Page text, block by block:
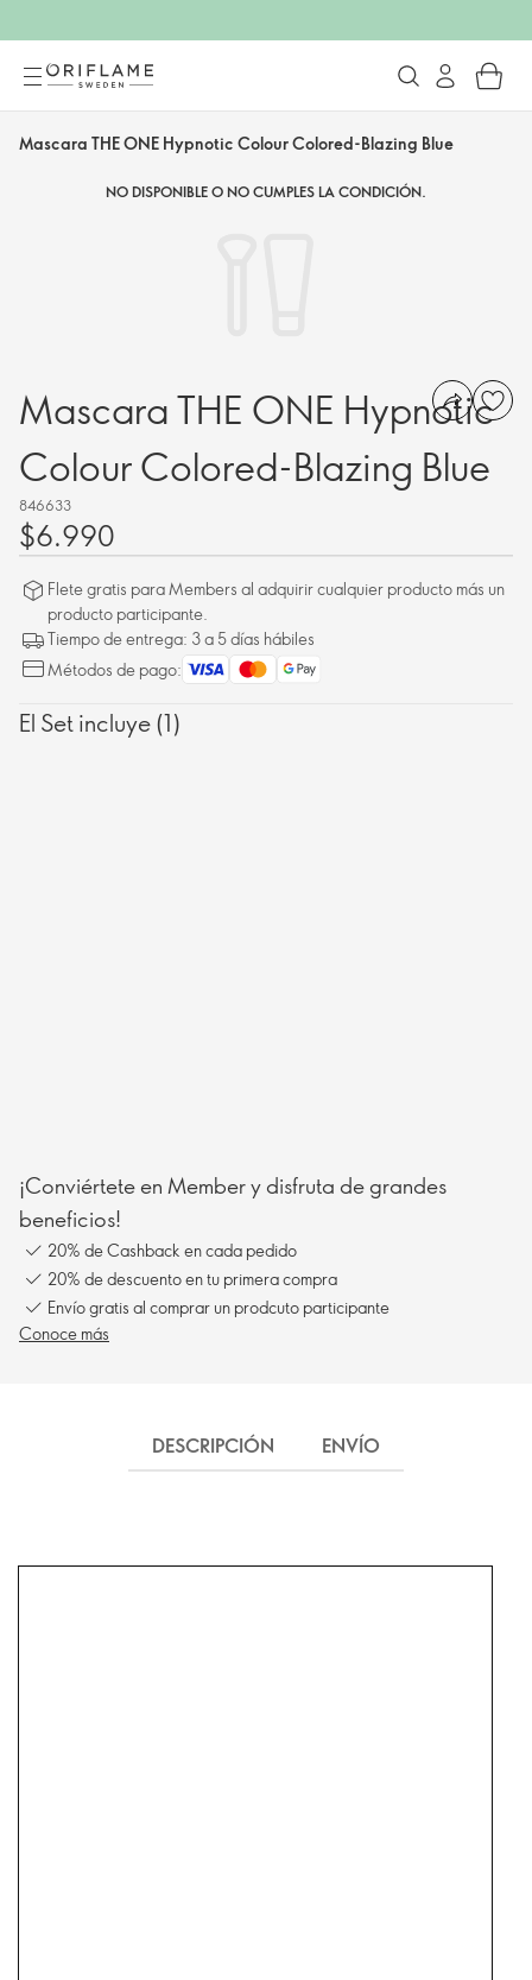
Mascara THE ONE Hypnotic Colour Colored-Blazing Blue
NO DISPONIBLE O NO CUMPLES LA CONDICIÓN.
Mascara THE ONE Hypnotic
Colour Colored-Blazing Blue
846633
$6.990
Flete gratis para Members al adquirir cualquier producto más un
producto participante.
Tiempo de entrega: 3 a 5 días hábiles
Métodos de pago:
El Set incluye (1)
¡Conviértete en Member y disfruta de grandes
beneficios!
20% de Cashback en cada pedido
20% de descuento en tu primera compra
Envío gratis al comprar un prodcuto participante
Conoce más
DESCRIPCIÓN ENVÍO